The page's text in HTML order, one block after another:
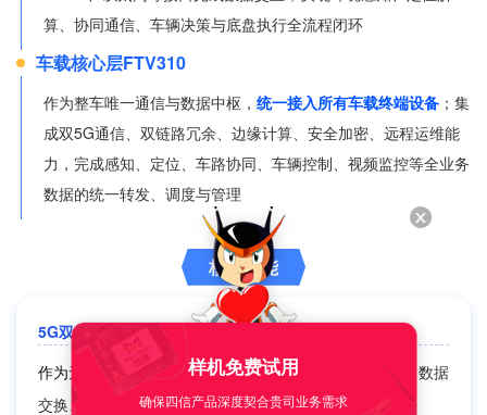
算、协同通信、车辆决策与底盘执行全流程闭环
车载核心层FTV310
作为整车唯一通信与数据中枢， 统一接入所有车载终端设备 ；集
成双5G通信、双链路冗余、边缘计算、安全加密、远程运维能
力，完成感知、定位、车路协同、车辆控制、视频监控等全业务
数据的统一转发、调度与管理
核心功能
5G双模车载网关 FTV310
作为无人集卡车载通信与数据核心，统筹整车网络接入、数据
交换、边缘算力调度、安全防护及全设备远程管理。
样机免费试用
确保四信产品深度契合贵司业务需求